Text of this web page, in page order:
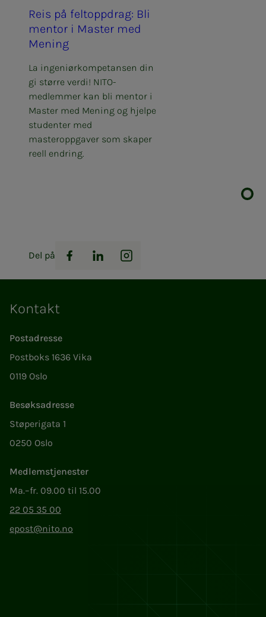
Reis på fel­t­opp­­­drag: Bli
men­tor i Mas­­­ter med
Me­­­ning
La ingeniørkompetansen din
gi større verdi! NITO-
medlemmer kan bli mentor i
Master med Mening og hjelpe
studenter med
masteroppgaver som skaper
reell endring.
Del på
Facebook
LinkedInInstagram
Kontakt
Postadresse
Postboks 1636 Vika
0119 Oslo
Besøksadresse
Støperigata 1
0250 Oslo
Medlemstjenester
Ma.–fr. 09.00 til 15.00
22 05 35 00
epost@nito.no